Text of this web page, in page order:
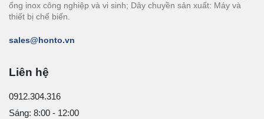
ống inox công nghiệp và vi sinh; Dây chuyền sản xuất: Máy và
thiết bị chế biến.
sales@honto.vn
Liên hệ
0912.304.316
Sáng: 8:00 - 12:00